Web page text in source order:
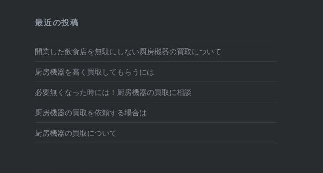
最近の投稿
開業した飲食店を無駄にしない厨房機器の買取について
厨房機器を高く買取してもらうには
必要無くなった時には！厨房機器の買取に相談
厨房機器の買取を依頼する場合は
厨房機器の買取について